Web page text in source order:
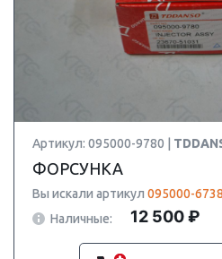
Артикул: 095000-9780 |
ФОРСУНКА
Вы искали артикул 095000-6738
Наличные:
12 500 ₽